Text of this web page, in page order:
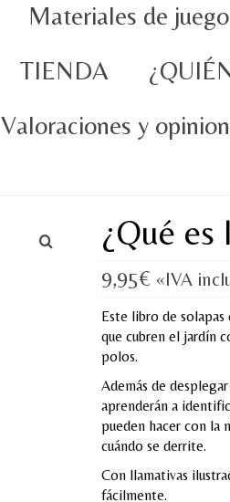
Materiales de juego
TIENDA
Valoraciones y
¿Qué es
9,95€ «IVA
Este libro de solapas
que cubren el jardín
polos.
Además de
aprenderán a
pueden hacer con la
cuándo se derrite.
Con llamativas
fácilmente.